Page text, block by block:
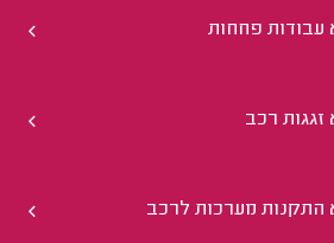
עבודות פחחות
זגגות רכב
התקנות מערכות לרכב